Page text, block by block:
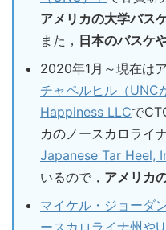
アメリカの大学バス
また， 日本のバスケ
2020年1月～現在は
チャペルヒル（UNC
Happiness LLCで
カのノースカロライ
Japanese Tar Heel,
いるので， アメリカ
マイケル・ジョーダ
ースカロライナ州や